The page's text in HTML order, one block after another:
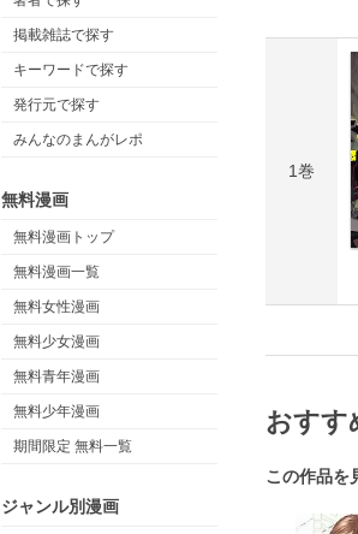
掲載雑誌で探す
キーワードで探す
発行元で探す
みんなのまんがレポ
無料漫画
無料漫画トップ
無料漫画一覧
無料女性漫画
無料少女漫画
無料青年漫画
無料少年漫画
期間限定 無料一覧
ジャンル別漫画
1巻
おすす
この作品を